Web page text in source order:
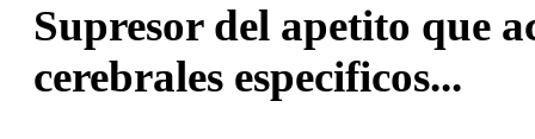
Supresor del apetito que
cerebrales especificos...